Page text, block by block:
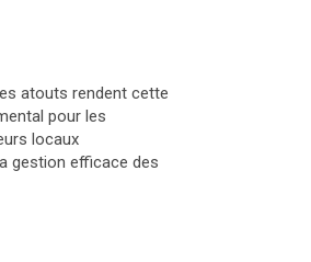
atouts rendent cette
pour les
locaux
gestion efficace des